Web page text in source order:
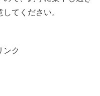
てください。
ンク